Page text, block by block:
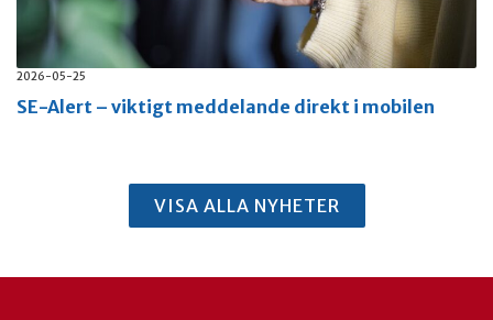
2026-05-25
SE-Alert – viktigt meddelande direkt i mobilen
VISA ALLA NYHETER